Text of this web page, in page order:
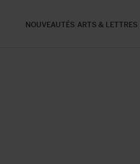
NOUVEAUTÉS ARTS & LETTRES